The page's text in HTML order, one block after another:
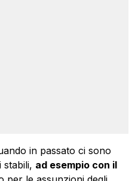
in passato ci sono
stabili, ad esempio con il